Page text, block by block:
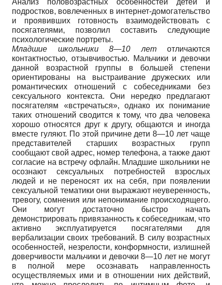
подростков, вовлеченных в интернет-домогательство
и проявивших готовность взаимодействовать с
посягателями, позволил составить следующие
психологические портреты.
Младшие школьники 8—10 летотличаются
контактностью, отзывчивостью. Мальчики и девочки
данной возрастной группы в большей степени
ориентированы на выстраивание дружеских или
романтических отношений с собеседниками без
сексуального контекста. Они нередко предлагают
посягателям «встречаться», однако их понимание
таких отношений сводится к тому, что два человека
хорошо относятся друг к другу, общаются и иногда
вместе гуляют. По этой причине дети 8—10 лет чаще
представителей старших возрастных групп
сообщают свой адрес, номер телефона, а также дают
согласие на встречу офлайн. Младшие школьники не
осознают сексуальных потребностей взрослых
людей и не переносят их на себя, при появлении
сексуальной тематики они выражают неуверенность,
тревогу, сомнения или непонимание происходящего.
Они могут достаточно быстро начать
демонстрировать привязанность к собеседникам, что
активно эксплуатируется посягателями для
вербализации своих требований. В силу возрастных
особенностей, незрелости, конформности, излишней
доверчивости мальчики и девочки 8—10 лет не могут
в полной мере осознавать направленность
осуществляемых ими и в отношении них действий,